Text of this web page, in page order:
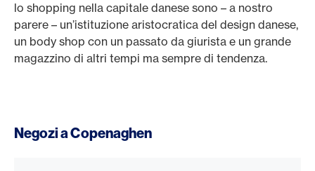
lo shopping nella capitale danese sono – a nostro
parere – un’istituzione aristocratica del design danese,
un body shop con un passato da giurista e un grande
magazzino di altri tempi ma sempre di tendenza.
Negozi a Copenaghen